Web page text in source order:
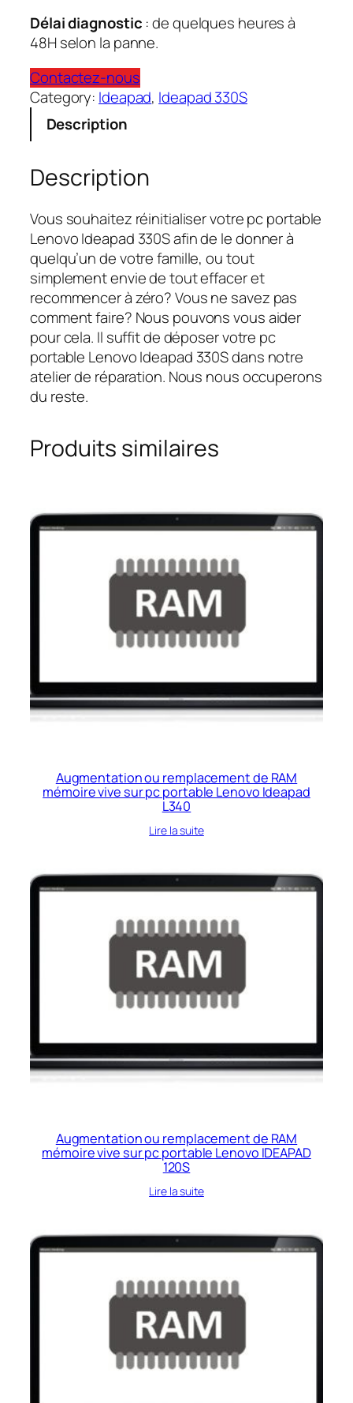
Délai diagnostic : de quelques heures à
48H selon la panne.
Contactez-nous
Category: Ideapad, Ideapad 330S
Description
Description
Vous souhaitez réinitialiser votre pc portable
Lenovo Ideapad 330S afin de le donner à
quelqu’un de votre famille, ou tout
simplement envie de tout effacer et
recommencer à zéro? Vous ne savez pas
comment faire? Nous pouvons vous aider
pour cela. Il suffit de déposer votre pc
portable Lenovo Ideapad 330S dans notre
atelier de réparation. Nous nous occuperons
du reste.
Produits similaires
Augmentation ou remplacement de RAM
mémoire vive sur pc portable Lenovo Ideapad
L340
Lire la suite
Augmentation ou remplacement de RAM
mémoire vive sur pc portable Lenovo IDEAPAD
120S
Lire la suite